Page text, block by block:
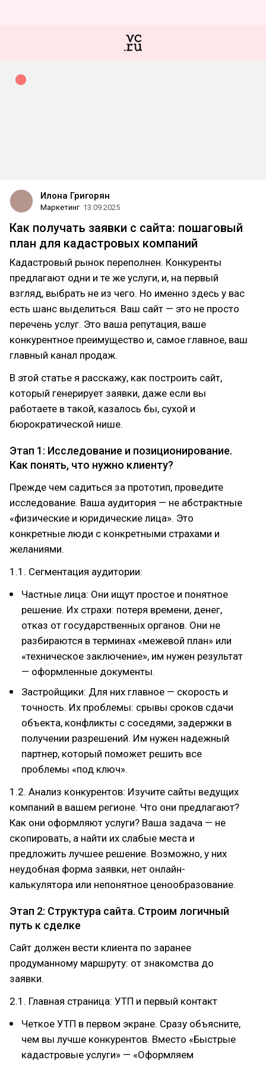
Илона Григорян
Маркетинг 13.09.2025
Как получать заявки с сайта: пошаговый
план для кадастровых компаний
Кадастровый рынок переполнен. Конкуренты
предлагают одни и те же услуги, и, на первый
взгляд, выбрать не из чего. Но именно здесь у вас
есть шанс выделиться. Ваш сайт — это не просто
перечень услуг. Это ваша репутация, ваше
конкурентное преимущество и, самое главное, ваш
главный канал продаж.
В этой статье я расскажу, как построить сайт,
который генерирует заявки, даже если вы
работаете в такой, казалось бы, сухой и
бюрократической нише.
Этап 1: Исследование и позиционирование.
Как понять, что нужно клиенту?
Прежде чем садиться за прототип, проведите
исследование. Ваша аудитория — не абстрактные
«физические и юридические лица». Это
конкретные люди с конкретными страхами и
желаниями.
1.1. Сегментация аудитории:
Частные лица: Они ищут простое и понятное
решение. Их страхи: потеря времени, денег,
отказ от государственных органов. Они не
разбираются в терминах «межевой план» или
«техническое заключение», им нужен результат
— оформленные документы.
Застройщики: Для них главное — скорость и
точность. Их проблемы: срывы сроков сдачи
объекта, конфликты с соседями, задержки в
получении разрешений. Им нужен надежный
партнер, который поможет решить все
проблемы «под ключ».
1.2. Анализ конкурентов: Изучите сайты ведущих
компаний в вашем регионе. Что они предлагают?
Как они оформляют услуги? Ваша задача — не
скопировать, а найти их слабые места и
предложить лучшее решение. Возможно, у них
неудобная форма заявки, нет онлайн-
калькулятора или непонятное ценообразование.
Этап 2: Структура сайта. Строим логичный
путь к сделке
Сайт должен вести клиента по заранее
продуманному маршруту: от знакомства до
заявки.
2.1. Главная страница: УТП и первый контакт
Четкое УТП в первом экране. Сразу объясните,
чем вы лучше конкурентов. Вместо «Быстрые
кадастровые услуги» — «Оформляем